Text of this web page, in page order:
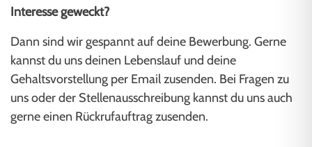
Interesse geweckt?
Dann sind wir gespannt auf deine Bewerbung. Gerne
kannst du uns deinen Lebenslauf und deine
Gehaltsvorstellung per Email zusenden. Bei Fragen zu
uns oder der Stellenausschreibung kannst du uns auch
gerne einen Rückrufauftrag zusenden.